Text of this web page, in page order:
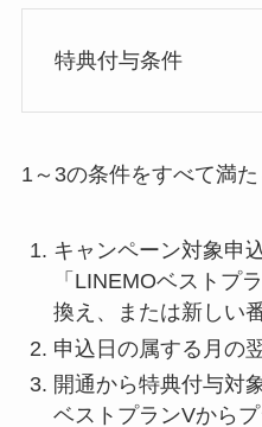
特典付与条件
1～3の条件をすべて満
キャンペーン対象申
「LINEMOベストプ
換え、または新しい
申込日の属する月の
開通から特典付与対
ベストプランVから